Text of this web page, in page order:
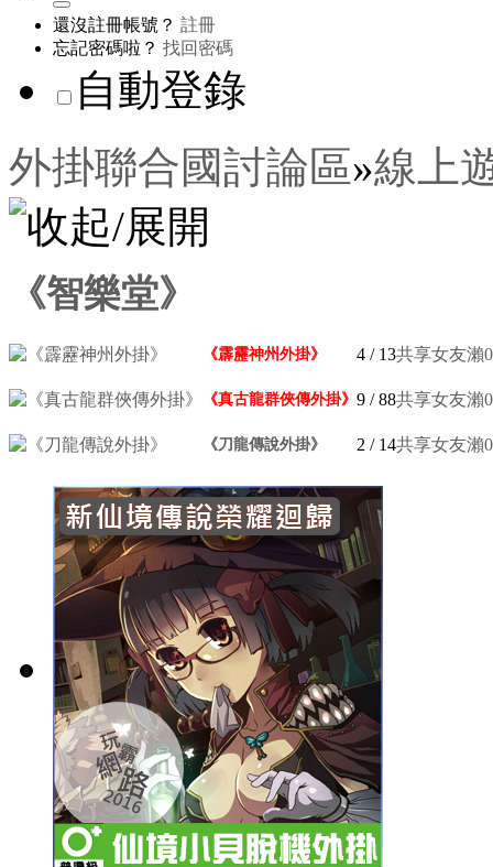
還沒註冊帳號？ 註冊
忘記密碼啦？ 找回密碼
自動登錄
外掛聯合國討論區»線上
《智樂堂》
《霹靂神州外掛》 4 / 13共享女友瀨
《真古龍群俠傳外掛》 9 / 88共享女友瀨
《刀龍傳說外掛》 2 / 14共享女友瀨